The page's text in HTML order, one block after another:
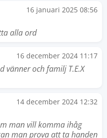
16 januari 2025 08:56
alla ord
16 december 2024 11:17
vänner och familj T.E.X
14 december 2024 12:32
man vill komma ihåg
man prova att ta handen